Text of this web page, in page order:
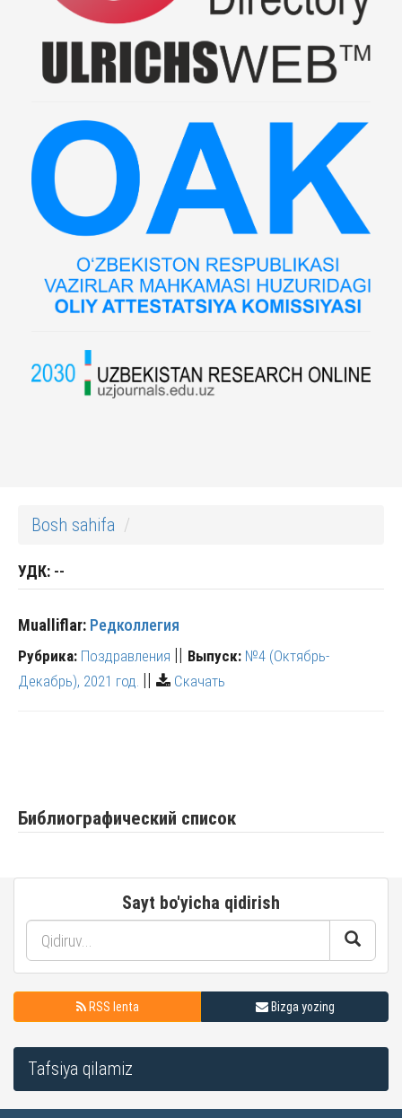
Bosh sahifa
УДК: --
Mualliflar: Редколлегия
Рубрика: Поздравления || Выпуск: №4 (Октябрь-
Декабрь), 2021 год. || Скачать
Библиографический список
Sayt bo'yicha qidirish
RSS lenta Bizga yozing
Tafsiya qilamiz